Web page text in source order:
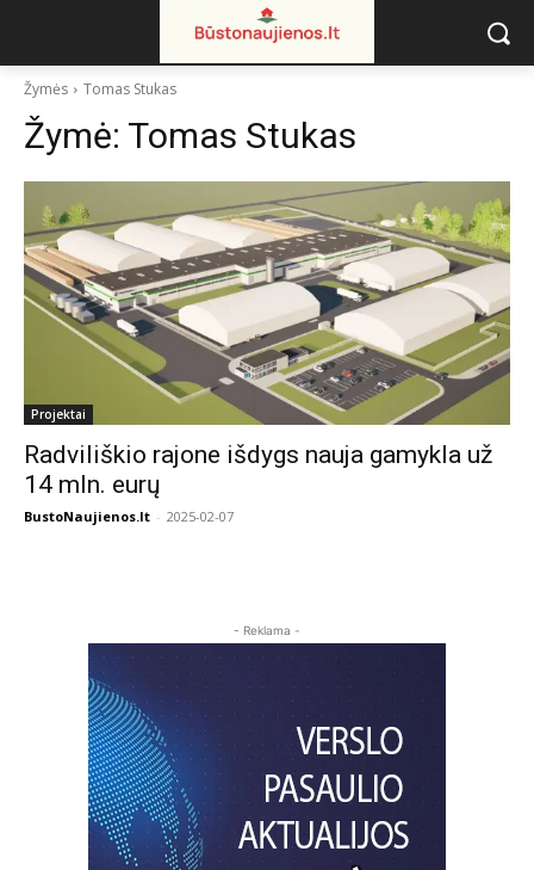
Žymės Tomas Stukas
Žymė: Tomas Stukas
Projektai
Radviliškio rajone išdygs nauja gamykla už
14 mln. eurų
BustoNaujienos.lt - 2025-02-07
- Reklama -